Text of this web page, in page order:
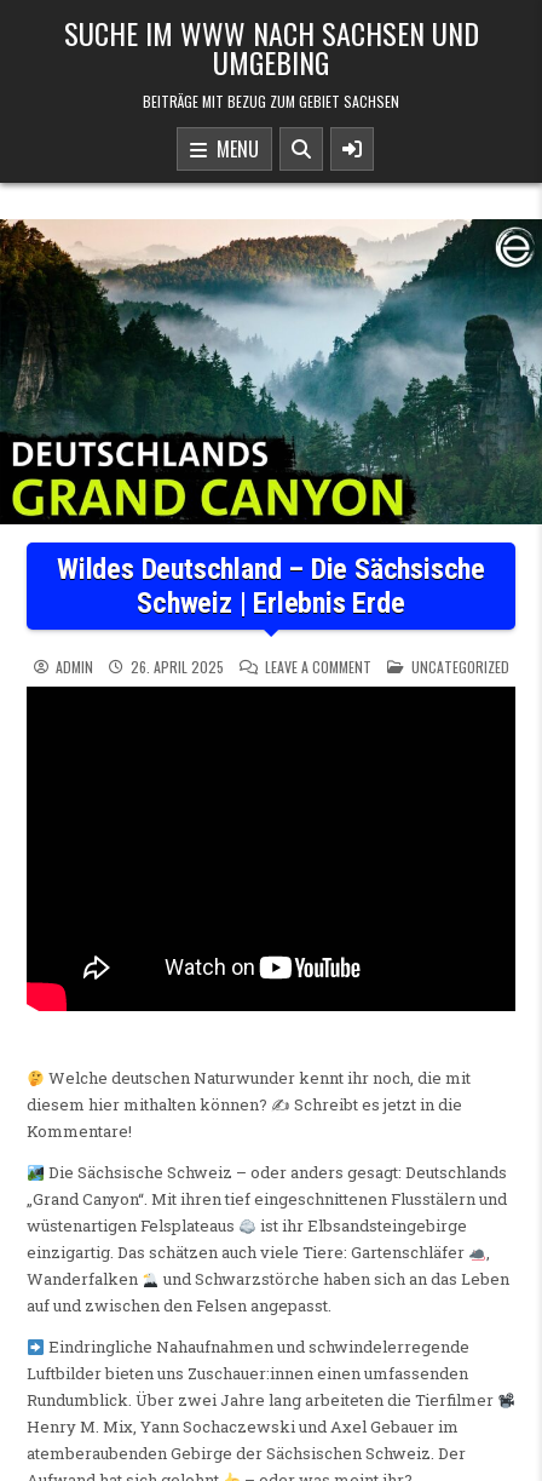
SUCHE IM WWW NACH SACHSEN UND
UMGEBING
BEITRÄGE MIT BEZUG ZUM GEBIET SACHSEN
MENU
Wildes Deutschland – Die Sächsische
Schweiz | Erlebnis Erde
ADMIN 26. APRIL 2025 LEAVE A COMMENTON WILDES DEUTSCHLAND –
POSTED IN
UNCATEGORIZED
Welche deutschen Naturwunder kennt ihr noch, die mit
diesem hier mithalten können? ✍ Schreibt es jetzt in die
Kommentare!
Die Sächsische Schweiz – oder anders gesagt: Deutschlands
„Grand Canyon“. Mit ihren tief eingeschnittenen Flusstälern und
wüstenartigen Felsplateaus
ist ihr Elbsandsteingebirge
einzigartig. Das schätzen auch viele Tiere: Gartenschläfer
,
Wanderfalken
und Schwarzstörche haben sich an das Leben
auf und zwischen den Felsen angepasst.
Eindringliche Nahaufnahmen und schwindelerregende
Luftbilder bieten uns Zuschauer:innen einen umfassenden
Rundumblick. Über zwei Jahre lang arbeiteten die Tierfilmer
Henry M. Mix, Yann Sochaczewski und Axel Gebauer im
atemberaubenden Gebirge der Sächsischen Schweiz. Der